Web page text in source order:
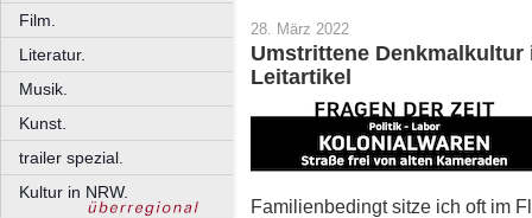
Film.
Literatur.
Musik.
Kunst.
trailer spezial.
Kultur in NRW.
28. März 2022
Umstrittene
Leitartikel
Familienbedingt sitze ich oft im